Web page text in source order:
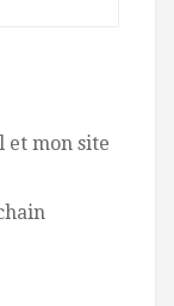
et mon site